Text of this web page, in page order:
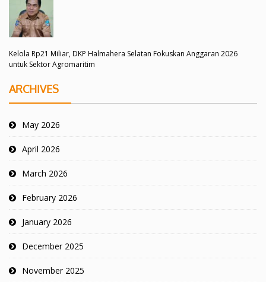
Kelola Rp21 Miliar, DKP Halmahera Selatan Fokuskan Anggaran 2026
untuk Sektor Agromaritim
ARCHIVES
May 2026
April 2026
March 2026
February 2026
January 2026
December 2025
November 2025